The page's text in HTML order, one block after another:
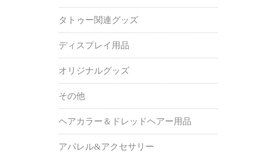
タトゥー関連グッズ
ディスプレイ用品
オリジナルグッズ
その他
ヘアカラー＆ドレッドヘアー用品
アパレル&アクセサリー